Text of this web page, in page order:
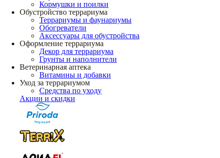
Кормушки и поилки
Обустройство террариума
Террариумы и фаунариумы
Обогреватели
Аксессуары для обустройства
Оформление террариума
Декор для террариума
Грунты и наполнители
Ветеринарная аптека
Витамины и добавки
Уход за террариумом
Средства по уходу
Акции и скидки